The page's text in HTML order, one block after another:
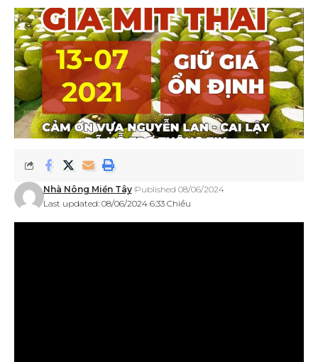
Last updated: 08/06/2024 6:33 Chiều
Nhà Nông Miền Tây Published 08/06/2024